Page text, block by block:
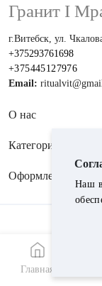
Главная
Гранит I
г.Витебск, ул.
+375293761698
+375445127976
Email:
О нас
Категории
Оформление
Наш